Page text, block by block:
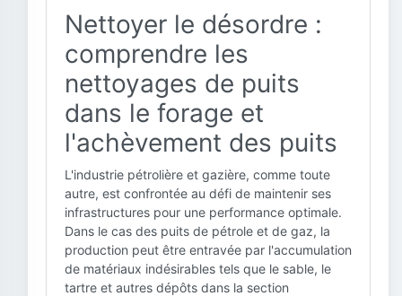
Nettoyer le désordre :
comprendre les
nettoyages de puits
dans le forage et
l'achèvement des puits
L'industrie pétrolière et gazière, comme toute
autre, est confrontée au défi de maintenir ses
infrastructures pour une performance optimale.
Dans le cas des puits de pétrole et de gaz, la
production peut être entravée par l'accumulation
de matériaux indésirables tels que le sable, le
tartre et autres dépôts dans la section